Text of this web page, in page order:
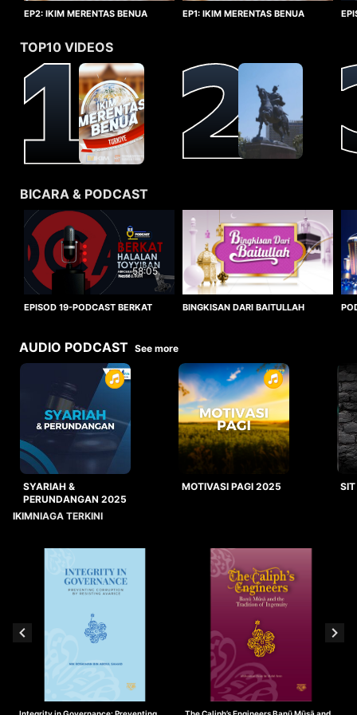
EP2: IKIM MERENTAS BENUA
EP1: IKIM MERENTAS BENUA
TOP10 VIDEOS
BICARA & PODCAST
58:05
EPISOD 19-PODCAST BERKAT
BINGKISAN DARI BAITULLAH
AUDIO PODCAST See more
SYARIAH &
PERUNDANGAN 2025
MOTIVASI PAGI 2025
IKIMNIAGA TERKINI